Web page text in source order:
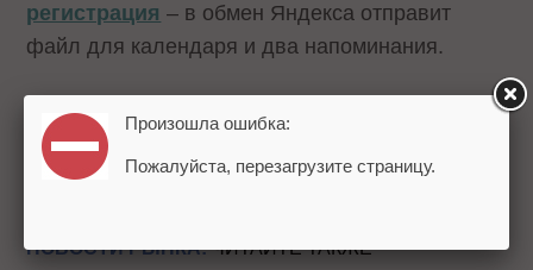
регистрация – в обмен Яндекса отправит
файл для календаря и два напоминания.
Источник:Яндекс
Теги:
НОВОСТИ РЫНКА:ЧИТАЙТЕ ТАКЖЕ
Произошла ошибка:
Пожалуйста, перезагрузите страницу.